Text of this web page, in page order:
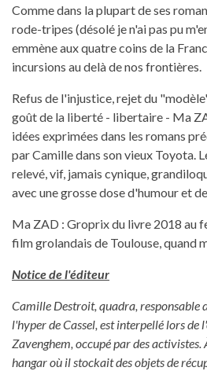
Comme dans la plupart de ses
rode-tripes (désolé je n'ai pas pu
emmène aux quatre coins de la
incursions au delà de nos frontières.
Refus de l'injustice, rejet du
goût de la liberté - libertaire - Ma
idées exprimées dans les romans
par Camille dans son vieux Toyota.
relevé, vif, jamais cynique,
avec une grosse dose d'humour et
Ma ZAD : Groprix du livre 2018 au
film grolandais de Toulouse, quand
Notice de l'éditeur
Camille Destroit, quadra, responsable
l'hyper de Cassel, est interpellé lors de
Zavenghem, occupé par des activistes.
hangar où il stockait des objets de